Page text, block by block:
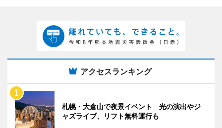
アクセスランキング
札幌・大倉山で夜景イベント 光の演出やジ
ャズライブ、リフト無料運行も